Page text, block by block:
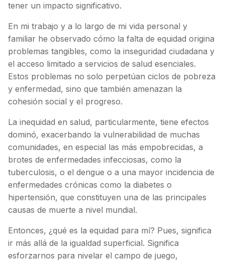
tener un impacto significativo.
En mi trabajo y a lo largo de mi vida personal y
familiar he observado cómo la falta de equidad origina
problemas tangibles, como la inseguridad ciudadana y
el acceso limitado a servicios de salud esenciales.
Estos problemas no solo perpetúan ciclos de pobreza
y enfermedad, sino que también amenazan la
cohesión social y el progreso.
La inequidad en salud, particularmente, tiene efectos
dominó, exacerbando la vulnerabilidad de muchas
comunidades, en especial las más empobrecidas, a
brotes de enfermedades infecciosas, como la
tuberculosis, o el dengue o a una mayor incidencia de
enfermedades crónicas como la diabetes o
hipertensión, que constituyen una de las principales
causas de muerte a nivel mundial.
Entonces, ¿qué es la equidad para mí? Pues, significa
ir más allá de la igualdad superficial. Significa
esforzarnos para nivelar el campo de juego,